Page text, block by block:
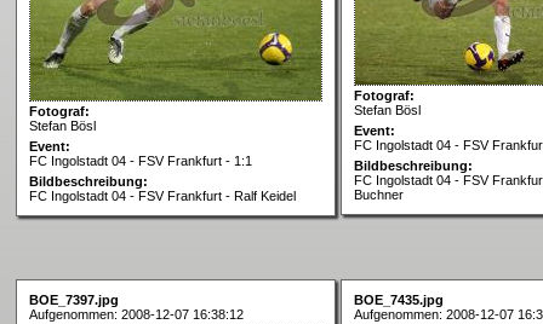
Fotograf:
Stefan Bösl
Event:
FC Ingolstadt 04 - FSV Frankfurt - 1:1
Bildbeschreibung:
FC Ingolstadt 04 - FSV Frankfurt - Ralf Keidel
Fotograf:
Stefan Bösl
Event:
FC Ingolstadt 04 - FSV
Bildbeschreibung:
FC Ingolstadt 04 - FSV
Buchner
BOE_7397.jpg
Aufgenommen: 2008-12-07 16:38:12
BOE_7435.jpg
Aufgenommen: 2008-12-07